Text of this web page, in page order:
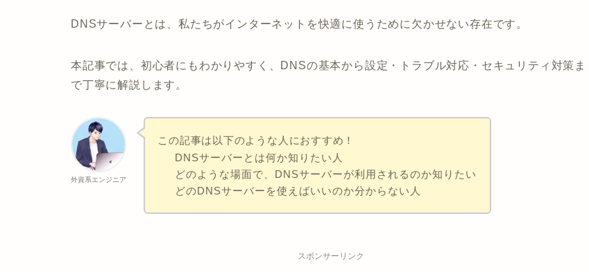
DNSサーバーとは、私たちがインターネットを快適に使うために欠かせない存在です。
本記事では、初心者にもわかりやすく、DNSの基本から設定・トラブル対応・セキュリティ対策ま
で丁寧に解説します。
外資系エンジニア
この記事は以下のような人におすすめ！
DNSサーバーとは何か知りたい人
どのような場面で、DNSサーバーが利用されるのか知りたい
どのDNSサーバーを使えばいいのか分からない人
スポンサーリンク